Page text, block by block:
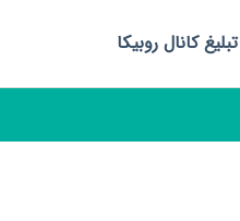
تبلیغ کانال روبیکا